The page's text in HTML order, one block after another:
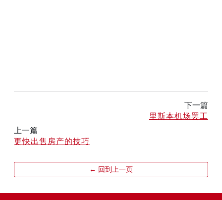
下一篇
里斯本机场罢工
上一篇
更快出售房产的技巧
← 回到上一页